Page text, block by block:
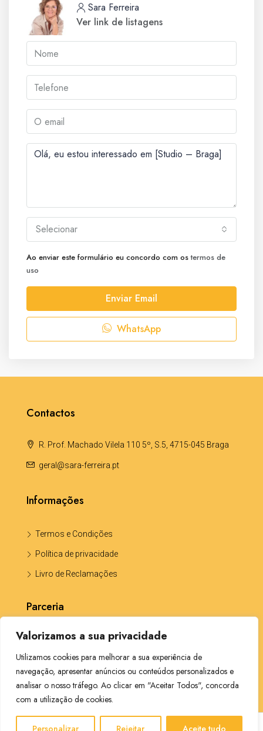
Valorizamos a sua privacidade
Utilizamos cookies para melhorar a sua experiência de
navegação, apresentar anúncios ou conteúdos personalizados e
analisar o nosso tráfego. Ao clicar em "Aceitar Todos", concorda
com a utilização de cookies.
Personalizar Rejeitar Aceite tudo
Sara Ferreira
Ver link de listagens
Selecionar
Ao enviar este formulário eu concordo com ostermos de
uso
Enviar Email
WhatsApp
Contactos
R. Prof. Machado Vilela 110 5º, S.5, 4715-045 Braga
geral@sara-ferreira.pt
Informações
Termos e Condições
Política de privacidade
Livro de Reclamações
Parceria
Katia Portela -Solicitadora CP5703
© AMI 13225 | Todos os direitos reservados.